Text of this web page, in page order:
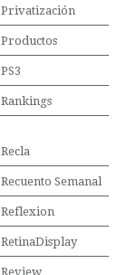
Privatización
Productos
PS3
Rankings
Recla
Recuento Semanal
Reflexion
RetinaDisplay
Review